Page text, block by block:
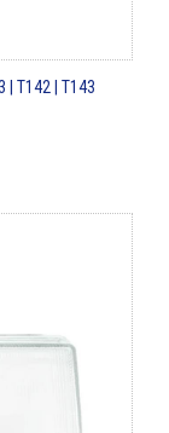
| T142 | T143